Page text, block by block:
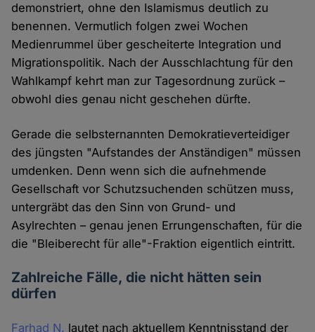
demonstriert, ohne den Islamismus deutlich zu
benennen. Vermutlich folgen zwei Wochen
Medienrummel über gescheiterte Integration und
Migrationspolitik. Nach der Ausschlachtung für den
Wahlkampf kehrt man zur Tagesordnung zurück –
obwohl dies genau nicht geschehen dürfte.
Gerade die selbsternannten Demokratieverteidiger
des jüngsten "Aufstandes der Anständigen" müssen
umdenken. Denn wenn sich die aufnehmende
Gesellschaft vor Schutzsuchenden schützen muss,
untergräbt das den Sinn von Grund- und
Asylrechten – genau jenen Errungenschaften, für die
die "Bleiberecht für alle"-Fraktion eigentlich eintritt.
Zahlreiche Fälle, die nicht hätten sein
dürfen
Farhad N. lautet nach aktuellem Kenntnisstand der